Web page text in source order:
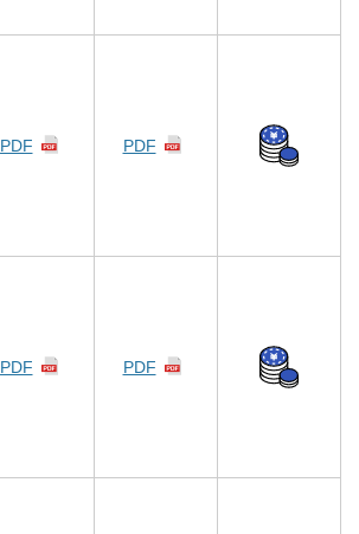
PDF PDF
PDF PDF